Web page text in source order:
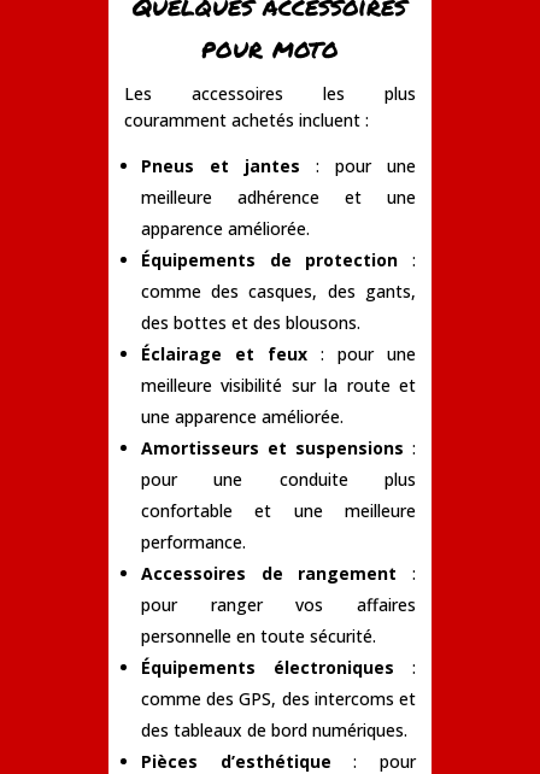
pour moto
Les accessoires les plus
couramment achetés incluent :
Pneus et jantes : pour une
meilleure adhérence et une
apparence améliorée.
Équipements de protection :
comme des casques, des gants,
des bottes et des blousons.
Éclairage et feux : pour une
meilleure visibilité sur la route et
une apparence améliorée.
Amortisseurs et suspensions :
pour une conduite plus
confortable et une meilleure
performance.
Accessoires de rangement :
pour ranger vos affaires
personnelle en toute sécurité.
Équipements électroniques :
comme des GPS, des intercoms et
des tableaux de bord numériques.
Pièces d’esthétique : pour